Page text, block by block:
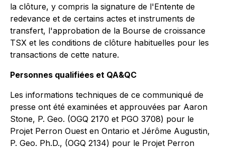
la clôture, y compris la signature de l'Entente de
redevance et de certains actes et instruments de
transfert, l'approbation de la Bourse de croissance
TSX et les conditions de clôture habituelles pour les
transactions de cette nature.
Personnes qualifiées et QA&QC
Les informations techniques de ce communiqué de
presse ont été examinées et approuvées par Aaron
Stone, P. Geo. (OGQ 2170 et PGO 3708) pour le
Projet Perron Ouest en Ontario et Jérôme Augustin,
P. Geo. Ph.D., (OGQ 2134) pour le Projet Perron